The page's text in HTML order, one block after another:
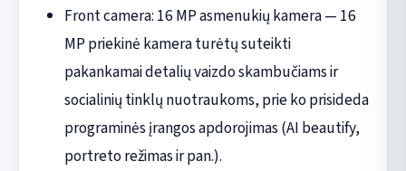
Front camera: 16 MP asmenukių kamera — 16
MP priekinė kamera turėtų suteikti
pakankamai detalių vaizdo skambučiams ir
socialinių tinklų nuotraukoms, prie ko prisideda
programinės įrangos apdorojimas (AI beautify,
portreto režimas ir pan.).